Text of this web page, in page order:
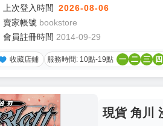
上次登入時間 2026-08-06
賣家帳號 bookstore
會員註冊時間 2014-09-29
收藏店鋪 服務時間: 10點-19點 一 二 三 四
現貨 角川